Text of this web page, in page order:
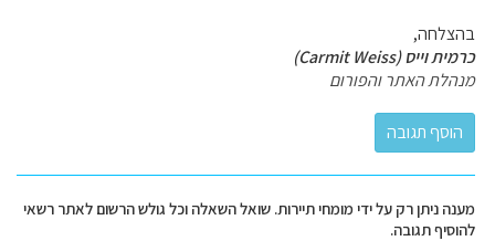
בהצלחה,
כרמית וייס (Carmit Weiss)
מנהלת האתר והפורום
מענה ניתן רק על ידי מומחי תיירות. שואל השאלה וכל גולש הרשום לאתר רשאי
להוסיף תגובה.